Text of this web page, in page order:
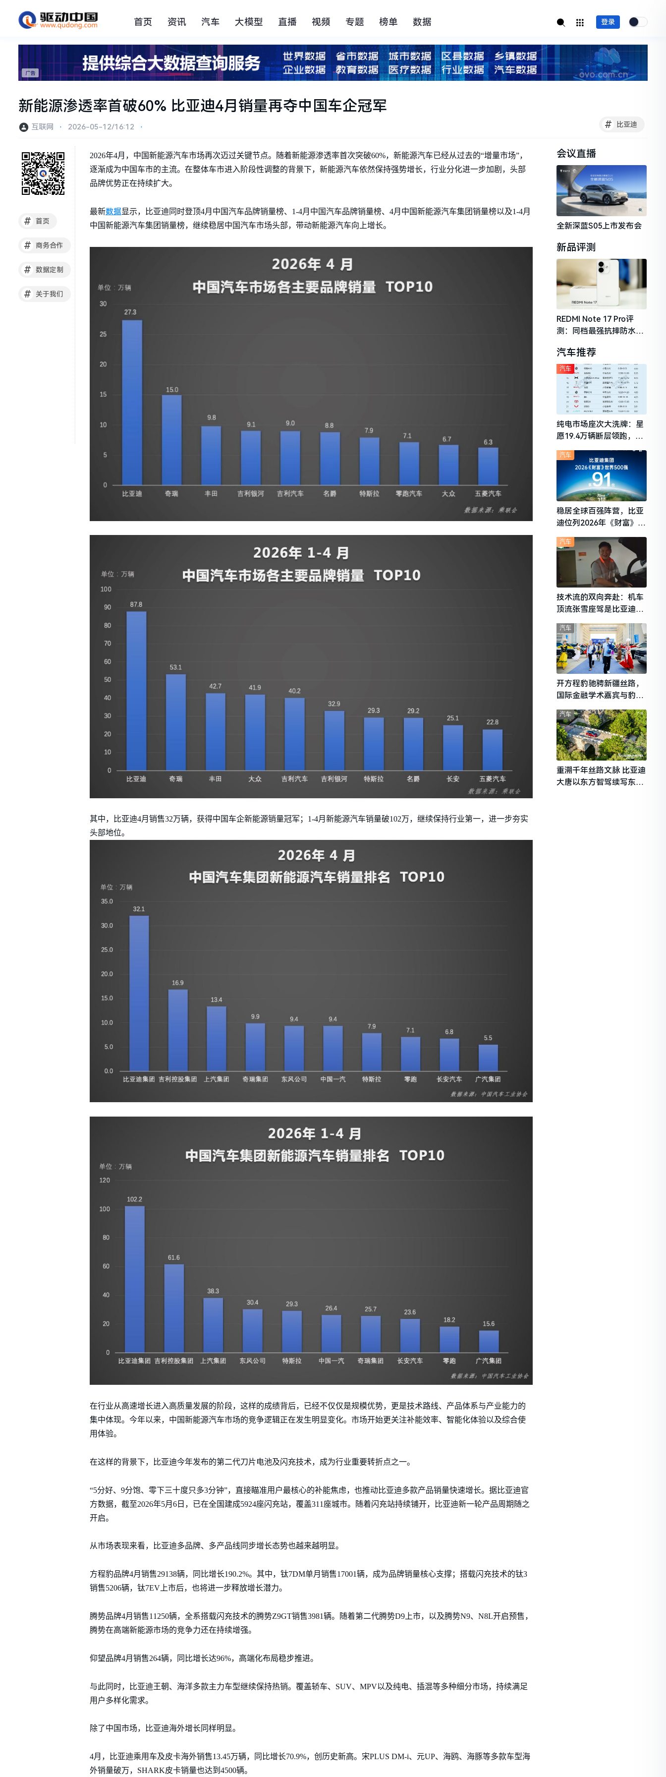
首页 资讯 汽车 大模型 直播 视频 专题 榜单 数据 登录
新能源渗透率首破60% 比亚迪4月销量再夺中国车企冠军
# 比亚迪
互联网 ⋅ 2026-05-12/16:12 ⋅
# 首页
# 商务合作
# 数据定制
# 关于我们
2026年4月，中国新能源汽车市场再次迈过关键节点。随着新能源渗透率首次突破60%，新能源汽车已经从过去的“增量市场”，
逐渐成为中国车市的主流。在整体车市进入阶段性调整的背景下，新能源汽车依然保持强势增长，行业分化进一步加剧，头部
品牌优势正在持续扩大。
最新数据显示，比亚迪同时登顶4月中国汽车品牌销量榜、1-4月中国汽车品牌销量榜、4月中国新能源汽车集团销量榜以及1-4月
中国新能源汽车集团销量榜，继续稳居中国汽车市场头部，带动新能源汽车向上增长。
其中，比亚迪4月销售32万辆，获得中国车企新能源销量冠军；1-4月新能源汽车销量破102万，继续保持行业第一，进一步夯实
头部地位。
在行业从高速增长进入高质量发展的阶段，这样的成绩背后，已经不仅仅是规模优势，更是技术路线、产品体系与产业能力的
集中体现。今年以来，中国新能源汽车市场的竞争逻辑正在发生明显变化。市场开始更关注补能效率、智能化体验以及综合使
用体验。
在这样的背景下，比亚迪今年发布的第二代刀片电池及闪充技术，成为行业重要转折点之一。
“5分好、9分饱、零下三十度只多3分钟”，直接瞄准用户最核心的补能焦虑，也推动比亚迪多款产品销量快速增长。据比亚迪官
方数据，截至2026年5月6日，已在全国建成5924座闪充站，覆盖311座城市。随着闪充站持续铺开，比亚迪新一轮产品周期随之
开启。
从市场表现来看，比亚迪多品牌、多产品线同步增长态势也越来越明显。
方程豹品牌4月销售29138辆，同比增长190.2%。其中，钛7DM单月销售17001辆，成为品牌销量核心支撑；搭载闪充技术的钛3
销售5206辆，钛7EV上市后，也将进一步释放增长潜力。
腾势品牌4月销售11250辆，全系搭载闪充技术的腾势Z9GT销售3981辆。随着第二代腾势D9上市，以及腾势N9、N8L开启预售，
腾势在高端新能源市场的竞争力还在持续增强。
仰望品牌4月销售264辆，同比增长达96%，高端化布局稳步推进。
与此同时，比亚迪王朝、海洋多款主力车型继续保持热销。覆盖轿车、SUV、MPV以及纯电、插混等多种细分市场，持续满足
用户多样化需求。
除了中国市场，比亚迪海外增长同样明显。
4月，比亚迪乘用车及皮卡海外销售13.45万辆，同比增长70.9%，创历史新高。宋PLUS DM-i、元UP、海鸥、海豚等多款车型海
外销量破万，SHARK皮卡销量也达到4500辆。
会议直播
全新深蓝S05上市发布会
新品评测
REDMI Note 17 Pro评
测：同档最强抗摔防水，
守门员
汽车推荐
纯电市场座次大洗牌：星
愿19.4万辆断层领跑，理
想i6成最强黑马
汽车
稳居全球百强阵营，比亚
迪位列2026年《财富》世
汽车
技术流的双向奔赴：机车
顶流张雪座驾是比亚迪秦
L
汽车
开方程豹驰骋新疆丝路，
国际金融学术嘉宾与豹友
共赴山海热爱
汽车
重溯千年丝路文脉 比亚迪
大唐以东方智驾续写东西
汽车